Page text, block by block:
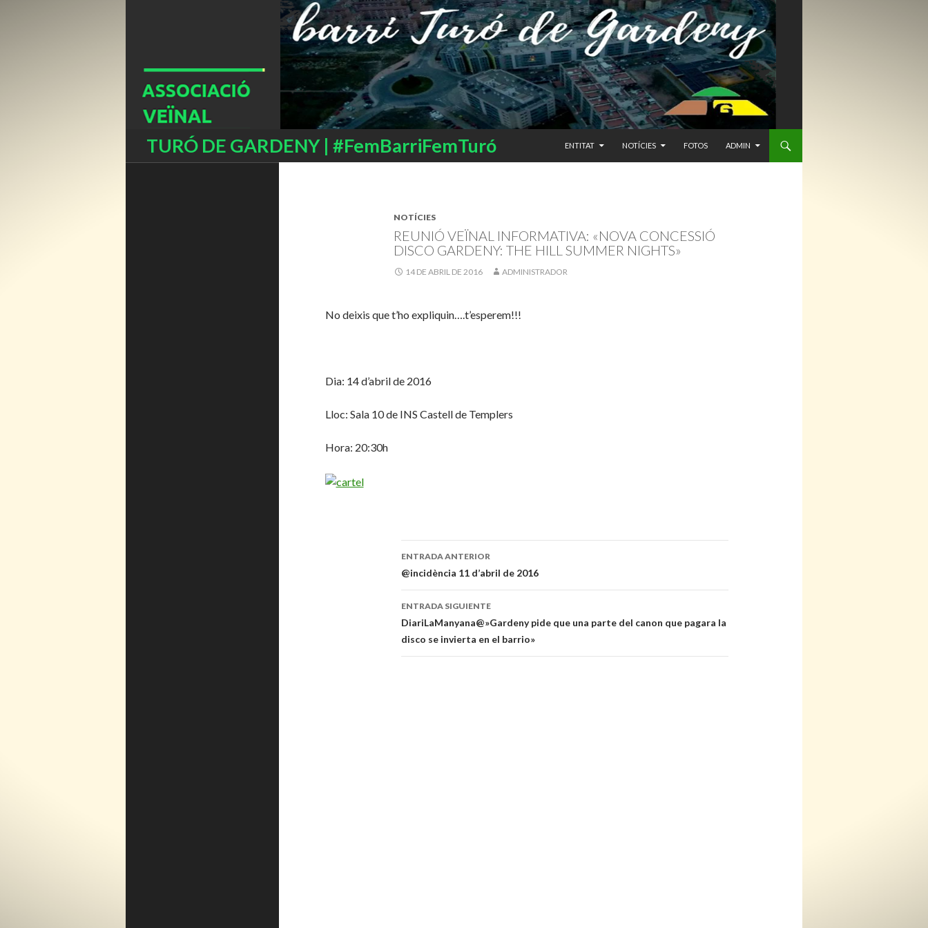
TURÓ DE GARDENY | #FemBarriFemTuró
Buscar
ENTITAT
NOTÍCIES FOTOS ADMIN
NOTÍCIES
REUNIÓ VEÏNAL INFORMATIVA: «NOVA CONCESSIÓ
DISCO GARDENY: THE HILL SUMMER NIGHTS»
14 DE ABRIL DE 2016 ADMINISTRADOR
No deixis que t’ho expliquin….t’esperem!!!
Dia: 14 d’abril de 2016
Lloc: Sala 10 de INS Castell de Templers
Hora: 20:30h
Navegación
de
entradas
ENTRADA ANTERIOR
@incidència 11 d’abril de 2016
ENTRADA SIGUIENTE
DiariLaManyana@»Gardeny pide que una parte del canon que pagara la
disco se invierta en el barrio»